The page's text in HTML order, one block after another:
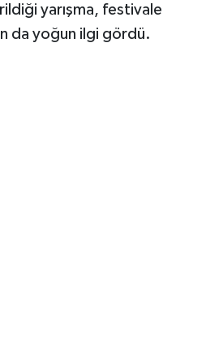
yarışma, festivale
da yoğun ilgi gördü.